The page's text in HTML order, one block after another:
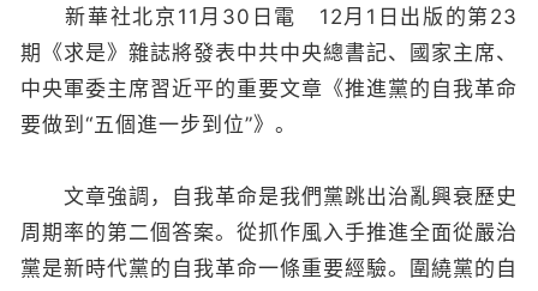
新華社北京11月30日電 12月1日出版的第23
期《求是》雜誌將發表中共中央總書記、國家主席、
中央軍委主席習近平的重要文章《推進黨的自我革命
要做到“五個進一步到位”》。
文章強調，自我革命是我們黨跳出治亂興衰歷史
周期率的第二個答案。從抓作風入手推進全面從嚴治
黨是新時代黨的自我革命一條重要經驗。圍繞黨的自